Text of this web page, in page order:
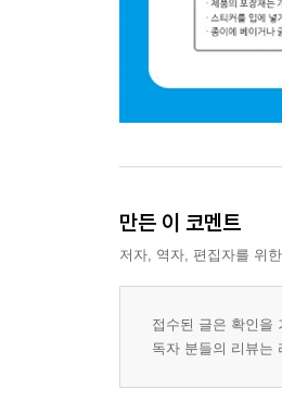
만든 이 코멘트
저자, 역자, 편집자를 위
접수된 글은 확인을
독자 분들의 리뷰는